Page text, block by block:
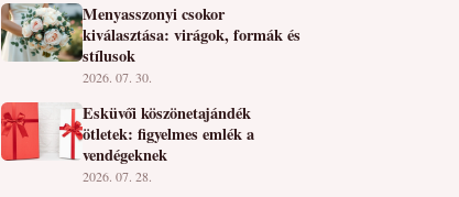
Menyasszonyi csokor
kiválasztása: virágok, formák és
stílusok
2026. 07. 30.
Esküvői köszönetajándék
ötletek: figyelmes emlék a
vendégeknek
2026. 07. 28.